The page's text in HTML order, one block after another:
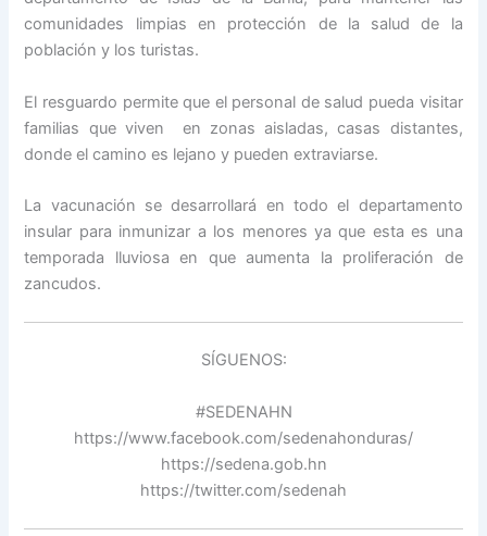
comunidades limpias en protección de la salud de la
población y los turistas.
El resguardo permite que el personal de salud pueda visitar
familias que viven en zonas aisladas, casas distantes,
donde el camino es lejano y pueden extraviarse.
La vacunación se desarrollará en todo el departamento
insular para inmunizar a los menores ya que esta es una
temporada lluviosa en que aumenta la proliferación de
zancudos.
SÍGUENOS:
#SEDENAHN
https://www.facebook.com/sedenahonduras/
https://sedena.gob.hn
https://twitter.com/sedenah